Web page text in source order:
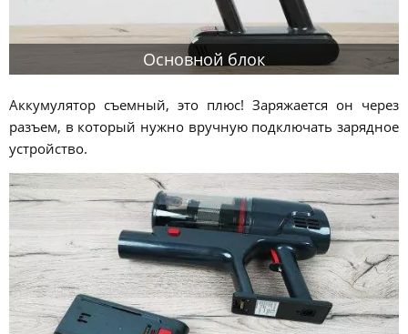
Основной блок
Аккумулятор съемный, это плюс! Заряжается он через
разъем, в который нужно вручную подключать зарядное
устройство.